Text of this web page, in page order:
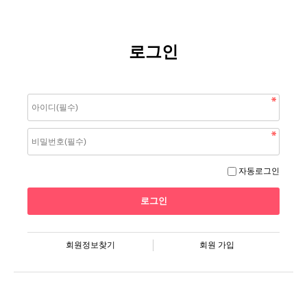
로그인
자동로그인
회원정보찾기 회원 가입